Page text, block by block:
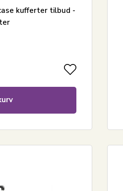
kufferter tilbud -